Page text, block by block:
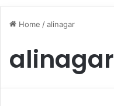
Home /alinagar
alinagar